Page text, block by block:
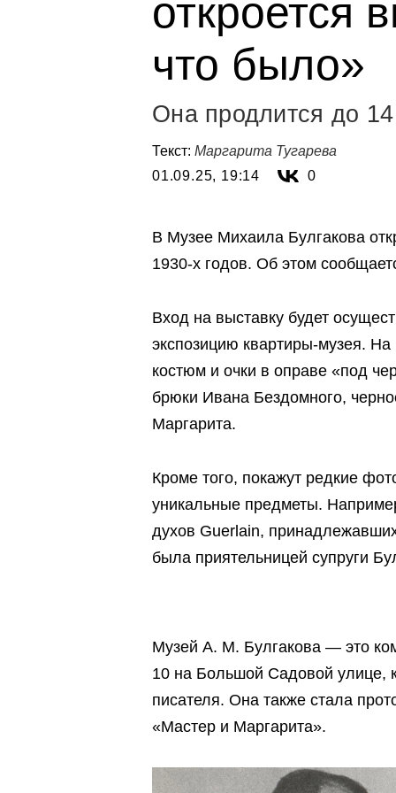
откроется
что было»
Она продлится до
Текст: Маргарита Тугарева
01.09.25, 19:14
0
В Музее Михаила Булгакова
1930-х годов. Об этом
Вход на выставку будет
экспозицию квартиры-музея.
костюм и очки в оправе «под
брюки Ивана Бездомного,
Маргарита.
Кроме того, покажут редкие
уникальные предметы.
духов Guerlain,
была приятельницей супруги
Музей А. М. Булгакова — это
10 на Большой Садовой улице,
писателя. Она также стала
«Мастер и Маргарита».